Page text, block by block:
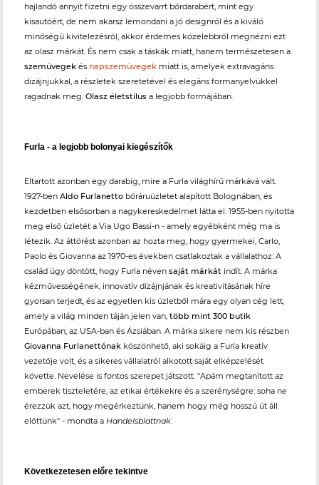
hajlandó annyit fizetni egy összevarrt bőrdarabért, mint egy
kisautóért, de nem akarsz lemondani a jó designról és a kiváló
minőségű kivitelezésről, akkor érdemes közelebbről megnézni ezt
az olasz márkát. És nem csak a táskák miatt, hanem természetesen a
szemüvegek és napszemüvegek miatt is, amelyek extravagáns
dizájnjukkal, a részletek szeretetével és elegáns formanyelvükkel
ragadnak meg. Olasz életstílus a legjobb formájában.
Furla - a legjobb bolonyai kiegészítők
Eltartott azonban egy darabig, mire a Furla világhírű márkává vált.
1927-ben Aldo Furlanetto bőráruüzletet alapított Bolognában, és
kezdetben elsősorban a nagykereskedelmet látta el. 1955-ben nyitotta
meg első üzletét a Via Ugo Bassi-n - amely egyébként még ma is
létezik. Az áttörést azonban az hozta meg, hogy gyermekei, Carlo,
Paolo és Giovanna az 1970-es években csatlakoztak a vállalathoz: A
család úgy döntött, hogy Furla néven saját márkát indít. A márka
kézművességének, innovatív dizájnjának és kreativitásának híre
gyorsan terjedt, és az egyetlen kis üzletből mára egy olyan cég lett,
amely a világ minden táján jelen van, több mint 300 butik
Európában, az USA-ban és Ázsiában. A márka sikere nem kis részben
Giovanna Furlanettónak köszönhető, aki sokáig a Furla kreatív
vezetője volt, és a sikeres vállalatról alkotott saját elképzelését
követte. Nevelése is fontos szerepet játszott. "Apám megtanított az
emberek tiszteletére, az etikai értékekre és a szerénységre: soha ne
érezzük azt, hogy megérkeztünk, hanem hogy még hosszú út áll
előttünk" - mondta a Handelsblattnak.
Következetesen előre tekintve